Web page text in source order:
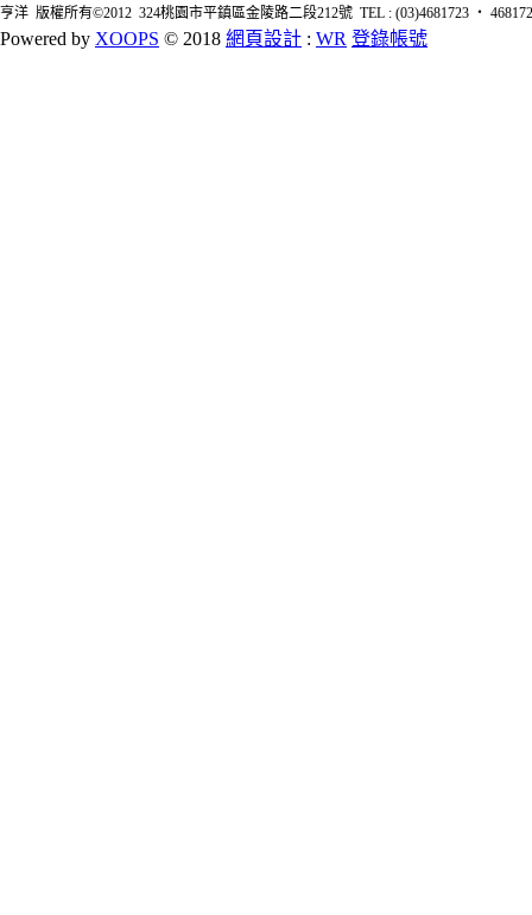
亨洋 版權所有©2012 324桃園市平鎮區金陵路二段212號 TEL : (03)4681723 ‧
Powered by XOOPS © 2018 網頁設計 : WR 登錄帳號